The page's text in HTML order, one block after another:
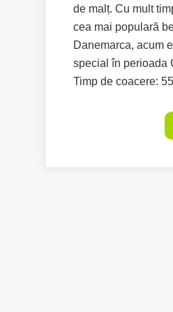
de malț. Cu mult
cea mai populară
Danemarca, acum
special în perioada
Timp de coacere: